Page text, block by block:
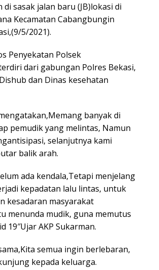
sasak jalan baru (JB)lokasi di
Kecamatan Cabangbungin
5/2021).
Penyekatan Polsek
dari gabungan Polres Bekasi,
dan Dinas kesehatan
banyak di
pemudik yang melintas, Namun
selanjutnya kami
balik arah.
ada kendala,Tetapi menjelang
kepadatan lalu lintas, untuk
kesadaran masyarakat
menunda mudik, guna memutus
19″Ujar AKP Sukarman.
semua ingin berlebaran,
kepada keluarga.